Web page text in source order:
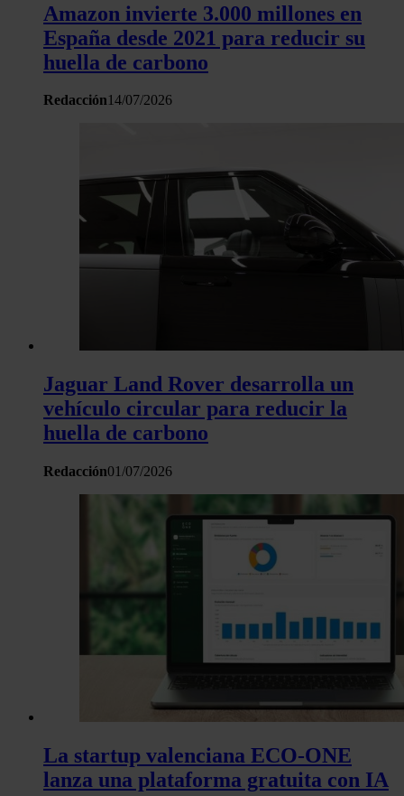
Amazon invierte 3.000 millones en
España desde 2021 para reducir su
huella de carbono
Redacción14/07/2026
Jaguar Land Rover desarrolla un
vehículo circular para reducir la
huella de carbono
Redacción01/07/2026
La startup valenciana ECO-ONE
lanza una plataforma gratuita con IA